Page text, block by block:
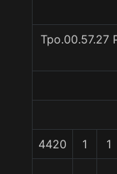
Tpo.00.57.27
4420 1 1